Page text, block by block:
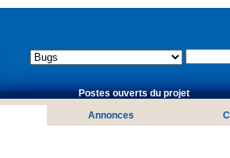
Postes ouverts du projet
Annonces